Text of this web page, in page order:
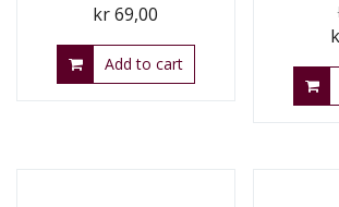
kr69,00
Add to cart